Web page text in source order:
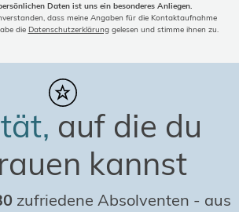
Daten ist uns ein besonderes Anliegen.
dass meine Angaben für die Kontaktaufnahme
die Datenschutzerklärunggelesen und stimme ihnen zu.
auf die du
kannst
zufriedene Absolventen - aus